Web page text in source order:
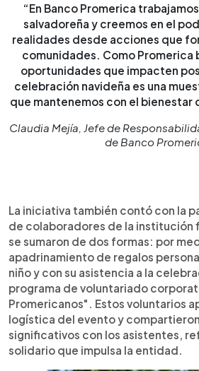
“En Banco Promerica
salvadoreña y creemos en el
realidades desde acciones que
comunidades. Como Promerica
oportunidades que impacten
celebración navideña es una
que mantenemos con el bienestar
Claudia Mejía, Jefe de
de Banco
La iniciativa también contó con la
de colaboradores de la institución
se sumaron de dos formas: por
apadrinamiento de regalos
niño y con su asistencia a la
programa de voluntariado
Promericanos". Estos voluntarios
logística del evento y
significativos con los asistentes,
solidario que impulsa la entidad.